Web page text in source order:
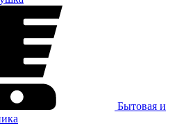
Бытовая и